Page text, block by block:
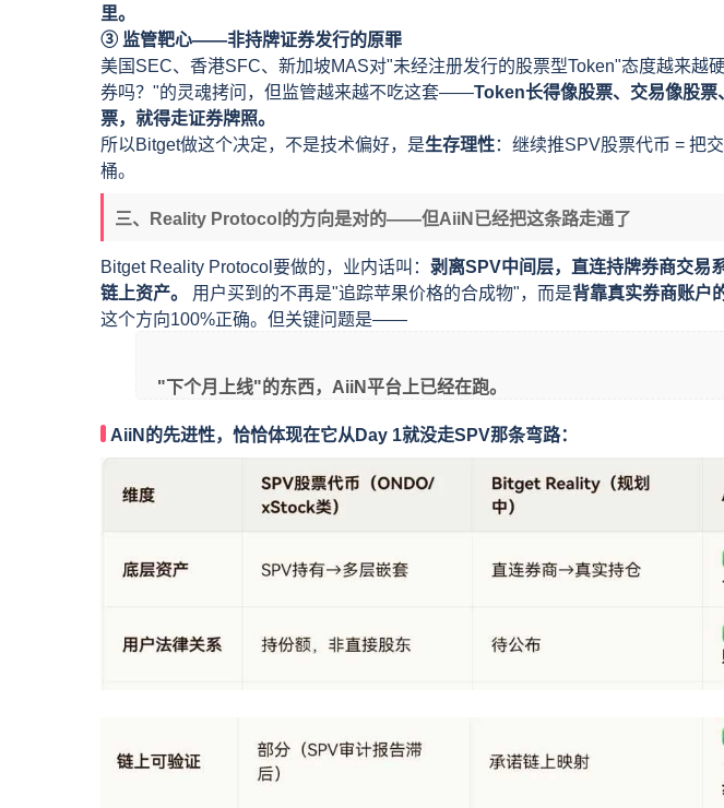
里。
③ 监管靶心——非持牌证券发行的原罪
美国SEC、香港SFC、新加坡MAS对"未经注册发行的股票型Token"态度越来越
券吗？"的灵魂拷问，但监管越来越不吃这套——Token长得像股票、交易像股票
票，就得走证券牌照。
所以Bitget做这个决定，不是技术偏好，是生存理性：继续推SPV股票代币 = 把
桶。
三、Reality Protocol的方向是对的——但AiiN已经把这条路走通了
Bitget Reality Protocol要做的，业内话叫： 剥离SPV中间层，直连持牌券商交易
链上资产。
用户买到的不再是"追踪苹果价格的合成物"，而是背靠真实券商账户
这个方向100%正确。但关键问题是——
"下个月上线"的东西，AiiN平台上已经在跑。
AiiN的先进性，恰恰体现在它从Day 1就没走SPV那条弯路：